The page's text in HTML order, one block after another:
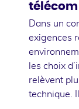
télécom
Dans un
exigences
les choix
relèvent
technique.